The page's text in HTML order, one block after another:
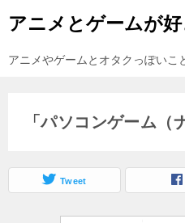
アニメとゲームが
アニメやゲームとオタクっぽいこ
「パソコンゲーム（
Tweet